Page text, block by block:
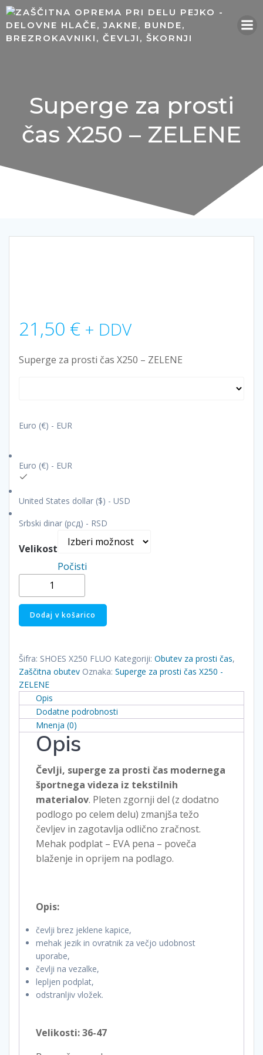
Skip
to
content
Superge za prosti
čas X250 – ZELENE
21,50 € + DDV
Superge za prosti čas X250 – ZELENE
Euro (€) - EUR
Euro (€) - EUR
United States dollar ($) - USD
Srbski dinar (рсд) - RSD
Velikost
Počisti
Superge
za
prosti
čas
-
ZELENE
količina
Dodaj v košarico
Šifra: SHOES X250 FLUO Kategoriji: Obutev za prosti čas,
Zaščitna obutev Oznaka: Superge za prosti čas X250 -
ZELENE
Opis
Dodatne podrobnosti
Mnenja (0)
Opis
Čevlji, superge za prosti čas modernega
športnega videza iz tekstilnih
materialov. Pleten zgornji del (z dodatno
podlogo po celem delu) zmanjša težo
čevljev in zagotavlja odlično zračnost.
Mehak podplat – EVA pena – poveča
blaženje in oprijem na podlago.
Opis:
čevlji brez jeklene kapice,
mehak jezik in ovratnik za večjo udobnost
uporabe,
čevlji na vezalke,
lepljen podplat,
odstranljiv vložek.
Velikosti: 36-47